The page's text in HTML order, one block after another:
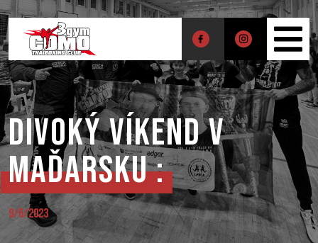
Divoký víkend v
Maďarsku :
9/6/2023